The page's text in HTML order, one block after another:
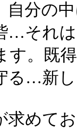
自分の
…それ
す。既
る…新
めて